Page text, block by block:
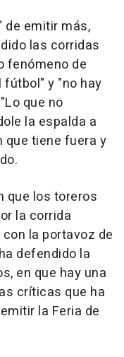
de emitir más,
las corridas
fenómeno de
y "no hay
que no
la espalda a
que tiene fuera y
que los toreros
la corrida
la portavoz de
defendido la
en que hay una
críticas que ha
la Feria de